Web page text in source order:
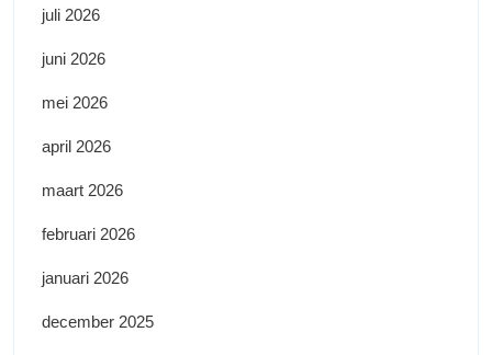
juli 2026
juni 2026
mei 2026
april 2026
maart 2026
februari 2026
januari 2026
december 2025